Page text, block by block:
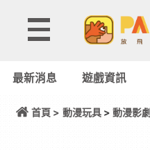
最新消息 遊戲資訊
首頁 > 動漫玩具> 動漫影劇